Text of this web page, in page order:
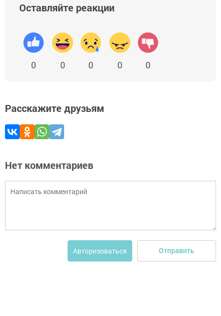
Оставляйте реакции
0 0 0 0 0
Расскажите друзьям
Нет комментариев
Авторизоваться Отправить